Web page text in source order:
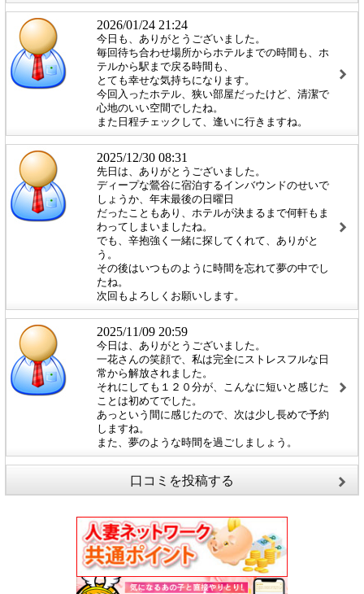
2026/01/24 21:24
今日も、ありがとうございました。
毎回待ち合わせ場所からホテルまでの時間も、ホ
テルから駅まで戻る時間も、
とても幸せな気持ちになります。
今回入ったホテル、狭い部屋だったけど、清潔で
心地のいい空間でしたね。
また日程チェックして、逢いに行きますね。
2025/12/30 08:31
先日は、ありがとうございました。
ディープな鶯谷に宿泊するインバウンドのせいで
しょうか、年末最後の日曜日
だったこともあり、ホテルが決まるまで何軒もま
わってしまいましたね。
でも、辛抱強く一緒に探してくれて、ありがと
う。
その後はいつものように時間を忘れて夢の中でし
たね。
次回もよろしくお願いします。
2025/11/09 20:59
今日は、ありがとうございました。
一花さんの笑顔で、私は完全にストレスフルな日
常から解放されました。
それにしても１２０分が、こんなに短いと感じた
ことは初めてでした。
あっという間に感じたので、次は少し長めで予約
しますね。
また、夢のような時間を過ごしましょう。
口コミを投稿する